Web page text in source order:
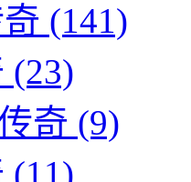
(141)
(23)
奇 (9)
(11)